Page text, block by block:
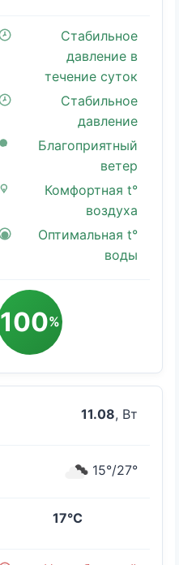
Стабильное
давление в
течение суток
Стабильное
давление
Благоприятный
ветер
Комфортная t°
воздуха
Оптимальная t°
воды
100%
11.08, Вт
15°/27°
17°C